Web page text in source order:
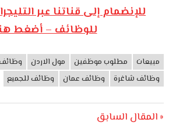
إلى قناتنا عبر التليجرام المخصصة
للوظائف – أضغط هنا
موظفين مول الاردن
وظائف الأردن
وظائف عمان وظائف للجميع